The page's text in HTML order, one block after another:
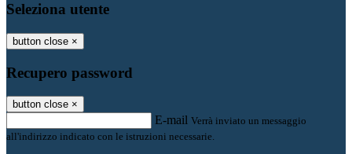
Seleziona utente
button close ×
Recupero password
button close ×
E-mail Verrà inviato un messaggio
all'indirizzo indicato con le istruzioni necessarie.